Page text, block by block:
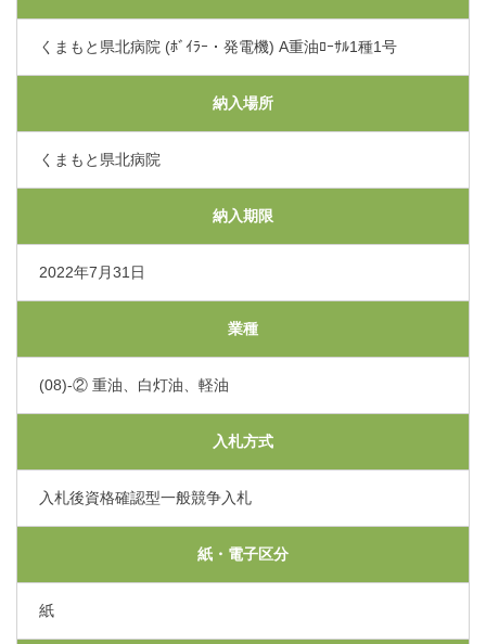
くまもと県北病院 (ﾎﾞｲﾗｰ・発電機) A重油ﾛｰｻﾙ1種1号
納入場所
くまもと県北病院
納入期限
2022年7月31日
業種
(08)-② 重油、白灯油、軽油
入札方式
入札後資格確認型一般競争入札
紙・電子区分
紙
交通アクセス
お問い合わせ
〒865-0005 熊本県玉名市玉名550番地
0968-73-5000
プライバシーポリシー
くまもと県北病院会議室等使用規則（pdf）